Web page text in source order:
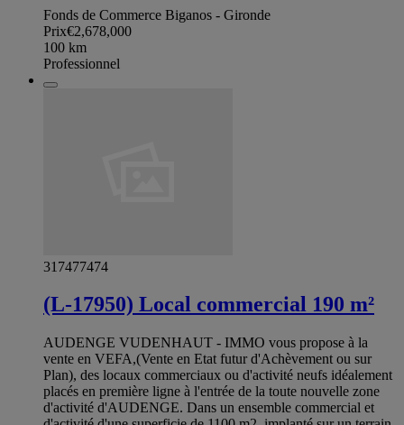
Fonds de Commerce Biganos - Gironde
Prix€2,678,000
100 km
Professionnel
317477474
(L-17950) Local commercial 190 m²
AUDENGE VUDENHAUT - IMMO vous propose à la
vente en VEFA,(Vente en Etat futur d'Achèvement ou sur
Plan), des locaux commerciaux ou d'activité neufs idéalement
placés en première ligne à l'entrée de la toute nouvelle zone
d'activité d'AUDENGE. Dans un ensemble commercial et